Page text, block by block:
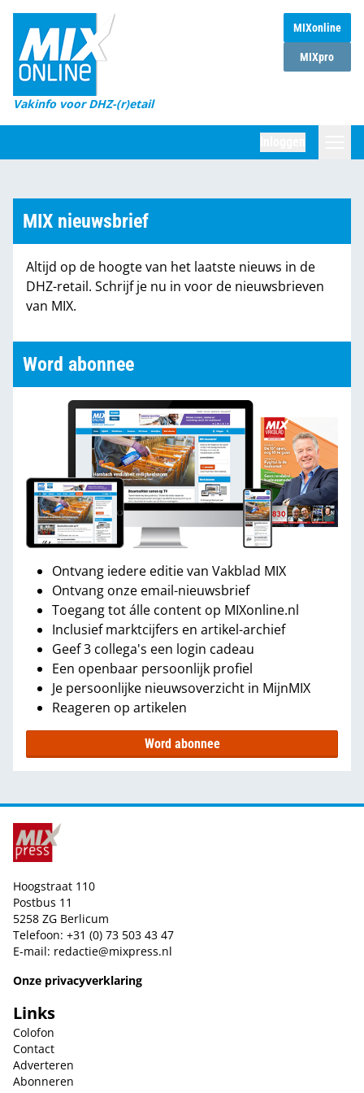
MIXonline
MIXpro
Vakinfo voor DHZ-(r)etail
Home
Magazines
DHZ Sessie
Marktcijfers
Partners
MIX nieuwsbrief
Altijd op de hoogte van het laatste nieuws in de
DHZ-retail. Schrijf je nu in voor de nieuwsbrieven
van MIX.
Word abonnee
Ontvang iedere editie van Vakblad MIX
Ontvang onze email-nieuwsbrief
Toegang tot álle content op MIXonline.nl
Inclusief marktcijfers en artikel-archief
Geef 3 collega's een login cadeau
Een openbaar persoonlijk profiel
Je persoonlijke nieuwsoverzicht in MijnMIX
Reageren op artikelen
Word abonnee
Hoogstraat 110
Postbus 11
5258 ZG Berlicum
Telefoon: +31 (0) 73 503 43 47
E-mail: redactie@mixpress.nl
Onze privacyverklaring
Links
Colofon
Contact
Adverteren
Abonneren